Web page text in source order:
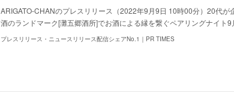
ARIGATO-CHANのプレスリリース（2022年9月9日 10時00分）20代が
酒のランドマーク[灘五郷酒所]でお酒による縁を繋ぐペアリングナイト
プレスリリース・ニュースリリース配信シェアNo.1｜PR TIMES